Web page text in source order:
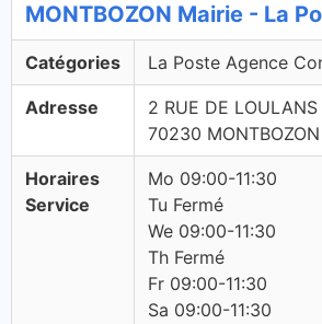
MONTBOZON Mairie - La
Catégories La Poste Agence
Adresse
2 RUE DE LOULANS
70230 MONTBOZON
Horaires
Service
Mo 09:00-11:30
Tu Fermé
We 09:00-11:30
Th Fermé
Fr 09:00-11:30
Sa 09:00-11:30